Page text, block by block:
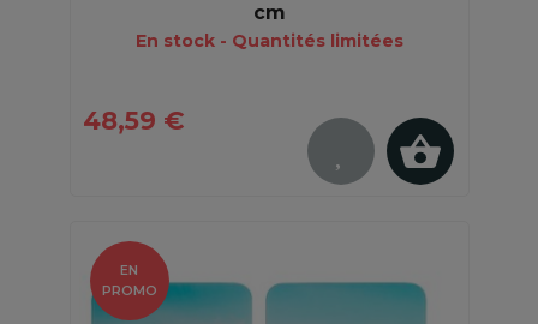
cm
En stock - Quantités limitées
48,59 €
EN
PROMO